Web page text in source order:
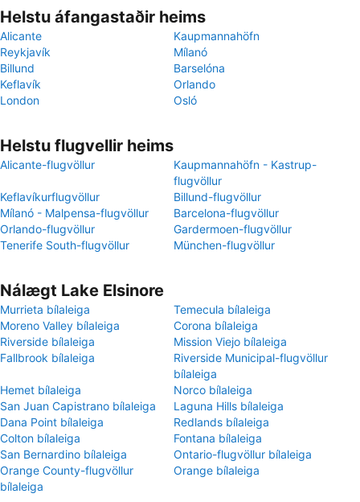
Helstu áfangastaðir heims
Alicante
Kaupmannahöfn
Reykjavík
Mílanó
Billund
Barselóna
Keflavík
Orlando
London
Osló
Helstu flugvellir heims
Alicante-flugvöllur
Kaupmannahöfn - Kastrup-
flugvöllur
Keflavíkurflugvöllur
Billund-flugvöllur
Mílanó - Malpensa-flugvöllur
Barcelona-flugvöllur
Orlando-flugvöllur
Gardermoen-flugvöllur
Tenerife South-flugvöllur
München-flugvöllur
Nálægt Lake Elsinore
Murrieta bílaleiga
Temecula bílaleiga
Moreno Valley bílaleiga
Corona bílaleiga
Riverside bílaleiga
Mission Viejo bílaleiga
Fallbrook bílaleiga
Riverside Municipal-flugvöllur
bílaleiga
Hemet bílaleiga
Norco bílaleiga
San Juan Capistrano bílaleiga
Laguna Hills bílaleiga
Dana Point bílaleiga
Redlands bílaleiga
Colton bílaleiga
Fontana bílaleiga
San Bernardino bílaleiga
Ontario-flugvöllur bílaleiga
Orange County-flugvöllur
bílaleiga
Orange bílaleiga